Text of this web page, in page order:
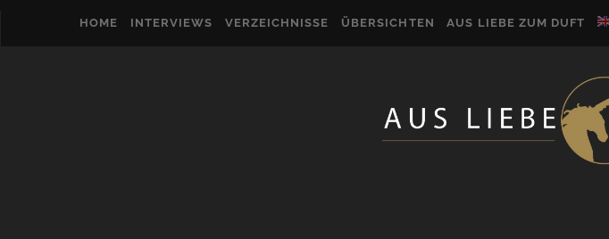
HOME INTERVIEWS VERZEICHNISSE ÜBERSICHTEN AUS LIEBE ZUM DUFT